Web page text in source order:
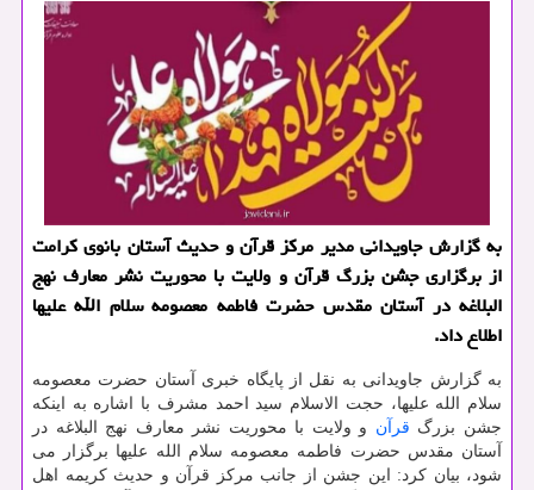
به گزارش جاویدانی مدیر مركز قرآن و حدیث آستان بانوی كرامت
از برگزاری جشن بزرگ قرآن و ولایت با محوریت نشر معارف نهج
البلاغه در آستان مقدس حضرت فاطمه معصومه سلام الله علیها
اطلاع داد.
به گزارش جاویدانی به نقل از پایگاه خبری آستان حضرت معصومه
سلام الله علیها، حجت الاسلام سید احمد مشرف با اشاره به اینكه
جشن بزرگ قرآن و ولایت با محوریت نشر معارف نهج البلاغه در
آستان مقدس حضرت فاطمه معصومه سلام الله علیها برگزار می
شود، بیان كرد: این جشن از جانب مركز قرآن و حدیث كریمه اهل